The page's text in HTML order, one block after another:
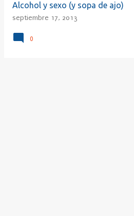
Alcohol y sexo (y sopa de ajo)
septiembre 17, 2013
0